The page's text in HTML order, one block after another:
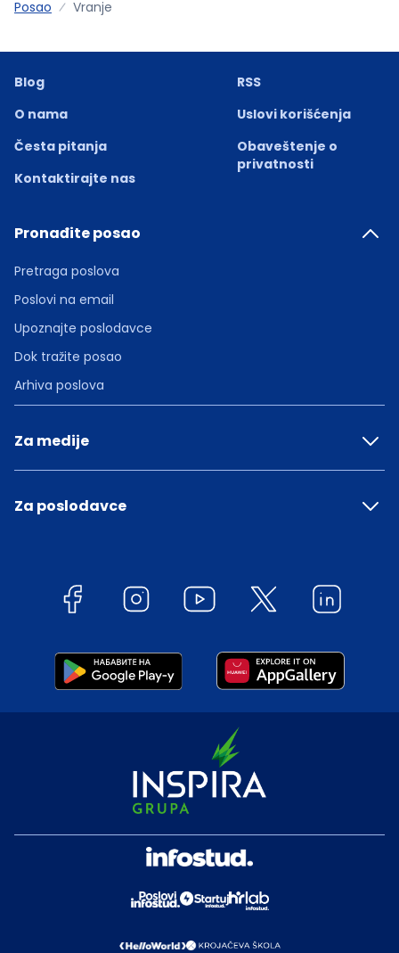
Posao Vranje
Blog
O nama
Česta pitanja
Kontaktirajte nas
RSS
Uslovi korišćenja
Obaveštenje o
privatnosti
Pronađite posao
Pretraga poslova
Poslovi na email
Upoznajte poslodavce
Dok tražite posao
Arhiva poslova
Za medije
Za poslodavce